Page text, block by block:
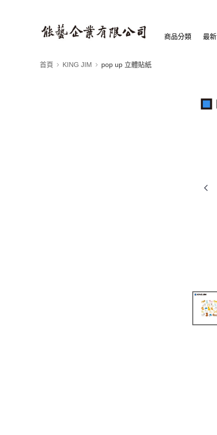
商品分類 最
首頁 KING JIM pop up 立體貼紙